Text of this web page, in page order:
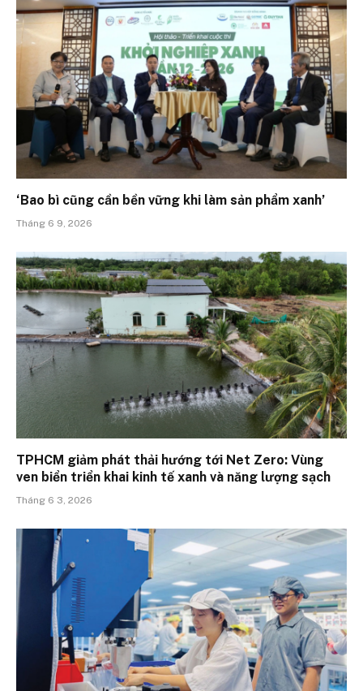
‘Bao bì cũng cần bền vững khi làm sản phẩm xanh’
Tháng 6 9, 2026
TPHCM giảm phát thải hướng tới Net Zero: Vùng
ven biển triển khai kinh tế xanh và năng lượng sạch
Tháng 6 3, 2026